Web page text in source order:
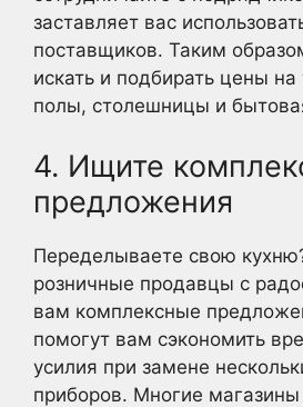
заставляет вас
поставщиков. Таким
искать и подбирать цены
полы, столешницы и
4. Ищите
предложения
Переделываете свою
розничные продавцы с
вам комплексные
помогут вам сэкономить
усилия при замене
приборов. Многие